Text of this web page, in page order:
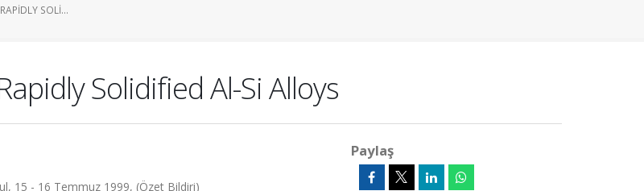
SOLI...
Solidified Al-Si Alloys
15 - 16 Temmuz 1999, (Özet Bildiri)
Paylaş